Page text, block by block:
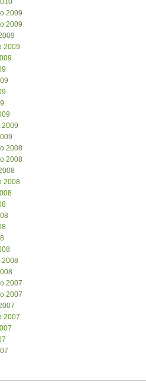
2009
2009
2009
2009
2008
2008
2008
2008
2007
2007
2007